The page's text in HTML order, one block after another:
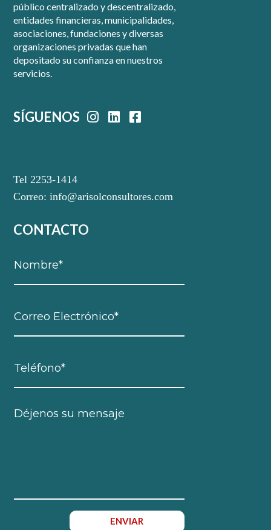
público centralizado y descentralizado,
entidades financieras, municipalidades,
asociaciones, fundaciones y diversas
organizaciones privadas que han
depositado su confianza en nuestros
servicios.
SÍGUENOS
Tel 2253-1414
Correo:info@arisolconsultores.com
CONTACTO
ENVIAR